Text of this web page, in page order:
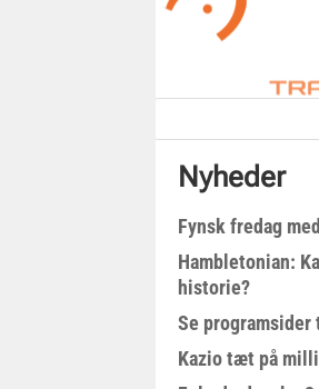
Nyheder
Fynsk fredag
Hambletonian:
historie?
Se
Kazio tæt på